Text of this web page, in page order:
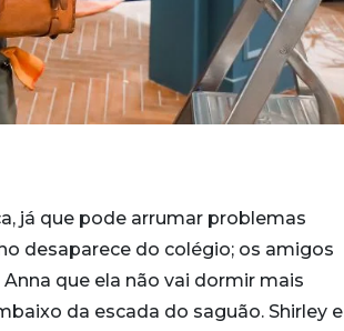
já que pode arrumar problemas
desaparece do colégio; os amigos
que ela não vai dormir mais
da escada do saguão. Shirley e